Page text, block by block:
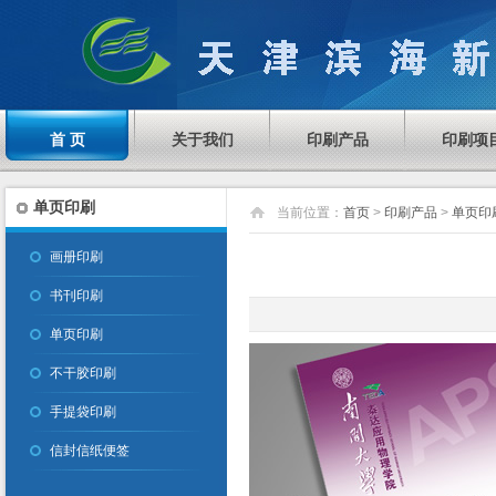
首 页 关于我们 印刷产品 印刷项
单页印刷
画册印刷
书刊印刷
单页印刷
不干胶印刷
手提袋印刷
信封信纸便签
当前位置： 首页 > 印刷产品 > 单页印